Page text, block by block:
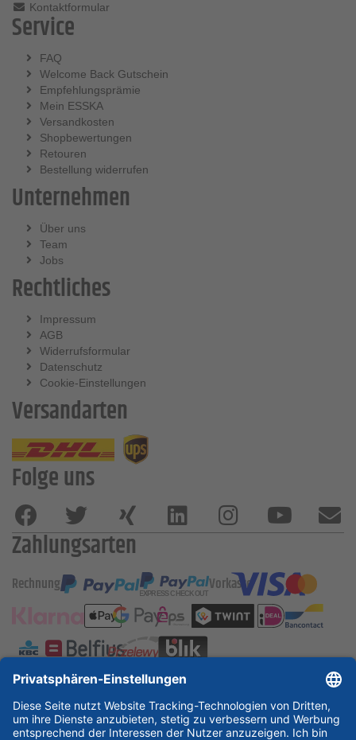
Kontaktformular
Service
FAQ
Welcome Back Gutschein
Empfehlungsprämie
Mein ESSKA
Versandkosten
Shopbewertungen
Retouren
Bestellung widerrufen
Unternehmen
Über uns
Team
Jobs
Rechtliches
Impressum
AGB
Widerrufsformular
Datenschutz
Cookie-Einstellungen
Versandarten
Folge uns
Zahlungsarten
Rechnung Vorkasse
ESSKA International
new
new new